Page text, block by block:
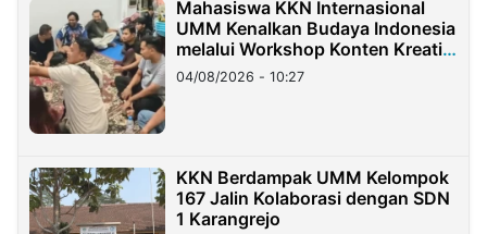
Mahasiswa KKN Internasional
UMM Kenalkan Budaya Indonesia
melalui Workshop Konten Kreatif
di Taiwan
04/08/2026 - 10:27
KKN Berdampak UMM Kelompok
167 Jalin Kolaborasi dengan SDN
1 Karangrejo